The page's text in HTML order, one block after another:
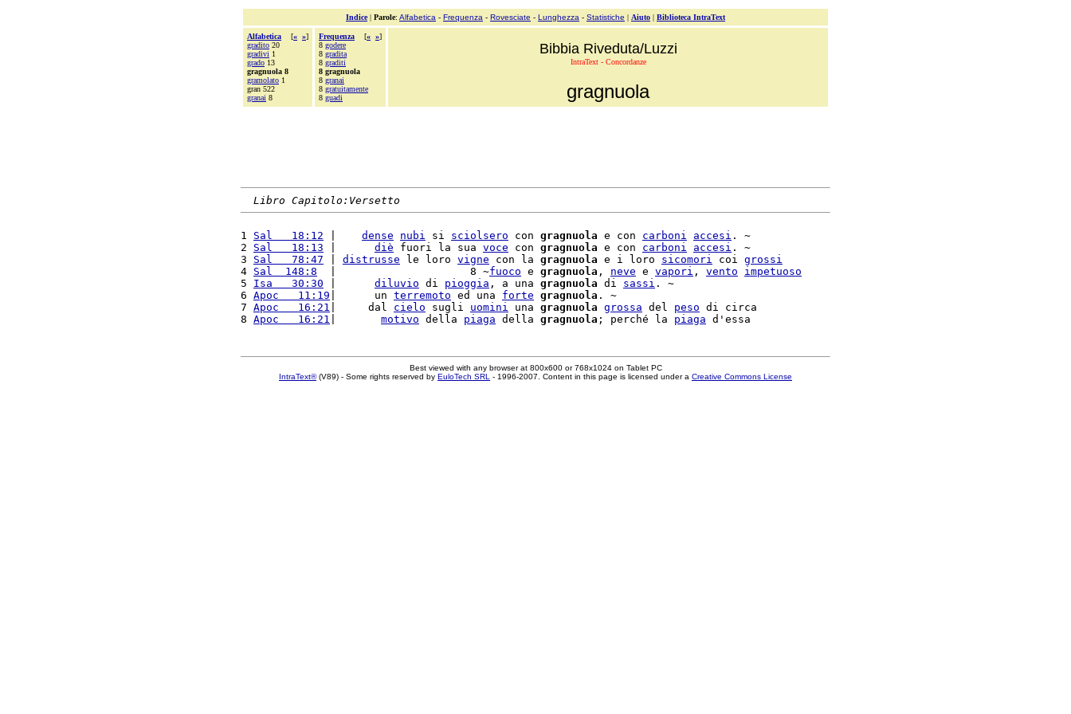
Indice| Parole: Alfabetica - Frequenza - Rovesciate - Lunghezza - Statistiche | Aiuto | Biblioteca IntraText
Alfabetica [« »]
gradito 20
gradivi 1
grado 13
gragnuola 8
gramolato 1
gran 522
granai 8
Frequenza [« »]
8 godere
8 gradita
8 graditi
8 gragnuola
8 granai
8 gratuitamente
8 guadi
Bibbia Riveduta/Luzzi
IntraText - Concordanze
gragnuola
Libro Capitolo:Versetto
1 Sal   18:12 dense nubi si sciolsero con gragnuola e con carboni accesi . ~
2 Sal   18:13 diè fuori la sua voce con gragnuola e con carboni accesi . ~
3 Sal   78:47 distrusse le loro vigne con la gragnuola e i loro sicomori coi grossi
4 Sal  148:8
  |                     8 ~
fuoco e gragnuola , neve e vapori , vento
impetuoso
5 Isa   30:30 diluvio di pioggia , a una gragnuola di sassi . ~
6 Apoc   11:19 |      un terremoto ed una forte gragnuola . ~
7 Apoc   16:21 |     dal cielo sugli uomini una gragnuola grossa del peso di circa
8 Apoc   16:21 motivo della piaga della gragnuola ; perché la piaga
Best viewed with any browser at 800x600 or 768x1024 on Tablet PC
IntraText®(V89) - Some rights reserved by EuloTech SRL - 1996-2007. Content in this page is licensed under a Creative Commons License